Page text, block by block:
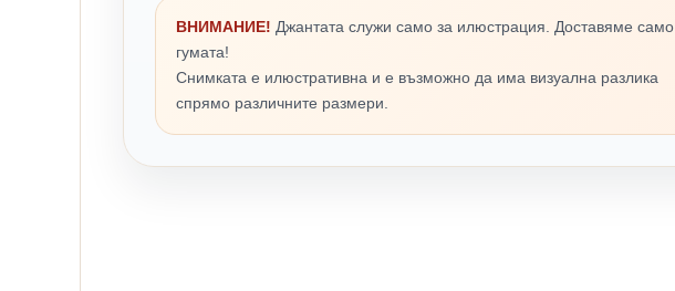
ВНИМАНИЕ! Джантата служи само за илюстрация. Доставяме само
гумата!
Снимката е илюстративна и е възможно да има визуална разлика
спрямо различните размери.